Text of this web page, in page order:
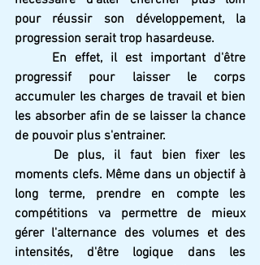
pour réussir son développement, la
progression serait trop hasardeuse.
En effet, il est important d'être
progressif pour laisser le corps
accumuler les charges de travail et bien
les absorber afin de se laisser la chance
de pouvoir plus s'entrainer.
De plus, il faut bien fixer les
moments clefs. Même dans un objectif à
long terme, prendre en compte les
compétitions va permettre de mieux
gérer l'alternance des volumes et des
intensités, d'être logique dans les